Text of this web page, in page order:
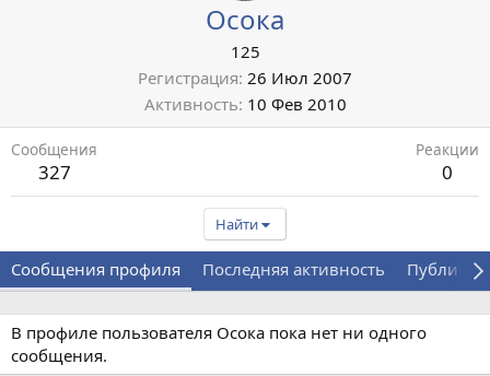
Осока
125
Регистрация 26 Июл 2007
Активность 10 Фев 2010
Сообщения
327
Реакции
0
Найти
Сообщения профиля Последняя активность
В профиле пользователя Осока пока нет ни одного
сообщения.